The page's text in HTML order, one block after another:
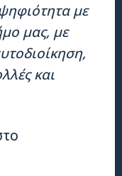
με
μας, με
και